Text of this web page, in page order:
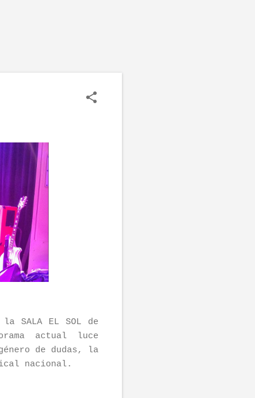
SALA EL SOL de
actual luce
de dudas, la
nacional.